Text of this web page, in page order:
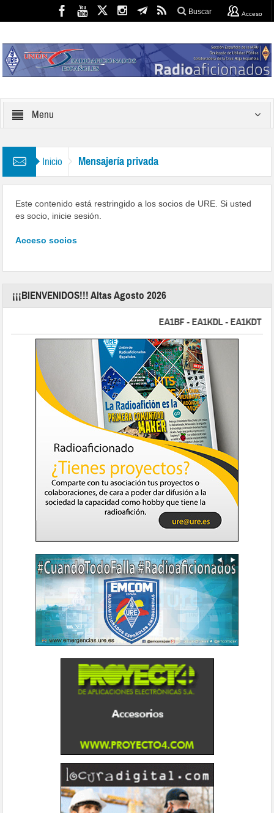
Buscar Acceso
Menu
Inicio Mensajería privada
Este contenido está restringido a los socios de URE. Si usted
es socio, inicie sesión.
Acceso socios
¡¡¡BIENVENIDOS!!! Altas Agosto 2026
EA1BF - EA1KDL - EA1KDT -